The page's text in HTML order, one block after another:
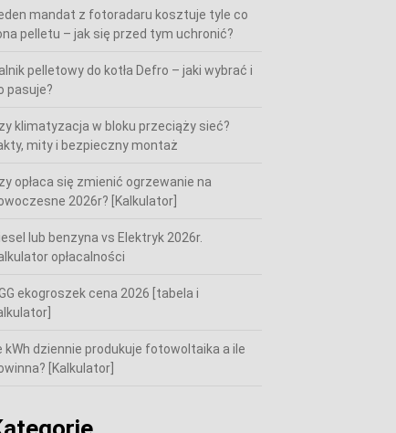
mandat z fotoradaru kosztuje tyle co
pelletu – jak się przed tym uchronić?
pelletowy do kotła Defro – jaki wybrać i
pasuje?
klimatyzacja w bloku przeciąży sieć?
mity i bezpieczny montaż
opłaca się zmienić ogrzewanie na
2026r? [Kalkulator]
lub benzyna vs Elektryk 2026r.
opłacalności
ekogroszek cena 2026 [tabela i
kWh dziennie produkuje fotowoltaika a ile
[Kalkulator]